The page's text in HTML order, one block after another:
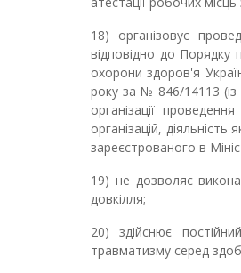
18) організовує
відповідно до Порядку
охорони здоров'я
року за № 846/14113
організації
організацій,
зареєстрованого в
19) не дозволяє
довкілля;
20) здійснює
травматизму серед